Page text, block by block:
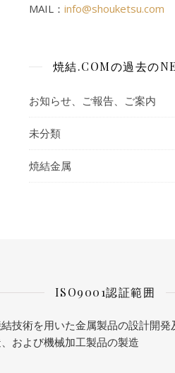
MAIL： info@shouketsu.com
焼結.COMの過去の
お知らせ、ご報告、ご案内
未分類
焼結金属
ISO9001認証範囲
技術を用いた金属製品の設計開発
および機械加工製品の製造